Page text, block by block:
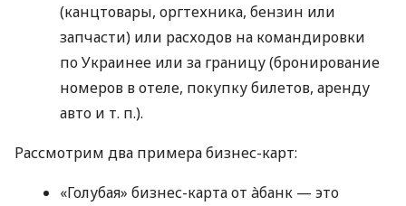
(канцтовары, оргтехника, бензин или
запчасти) или расходов на командировки
по Украинее или за границу (бронирование
номеров в отеле, покупку билетов, аренду
авто и т. п.).
Рассмотрим два примера бизнес-карт:
«Голубая» бизнес-карта от àбанк — это